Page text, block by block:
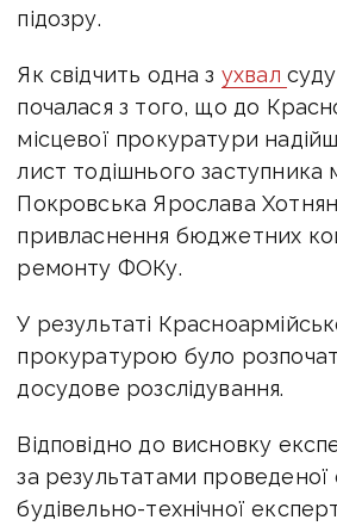
підозру.
Як свідчить одна з ухвал
почалася з того, що до
місцевої прокуратури
лист тодішнього заступника
Покровська Ярослава
привласнення бюджетних
ремонту ФОКу.
У результаті
прокуратурою було
досудове розслідування.
Відповідно до висновку
за результатами проведеної
будівельно-технічної